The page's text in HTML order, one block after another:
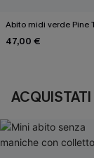
Abito midi verde Pine
47,00 €
ACQUISTATI